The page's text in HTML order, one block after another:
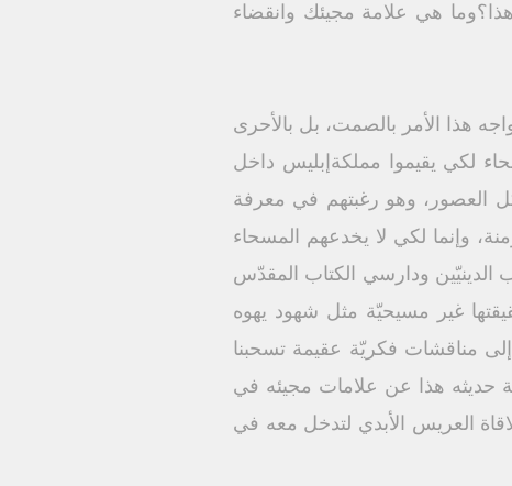
هي علامة مجيئك وانقضاء
هذا الأمر بالصمت، بل بالأحرى
لكي يقيموا مملكةإبليس داخل
العصور، وهو رغبتهم في معرفة
وإنما لكي لا يخدعهم المسحاء
الدينيّين ودارسي الكتاب المقدّس
غير مسيحيّة مثل شهود يهوه
مناقشات فكريّة عقيمة تسحبنا
حديثه هذا عن علامات مجيئه في
العريس الأبدي لتدخل معه في